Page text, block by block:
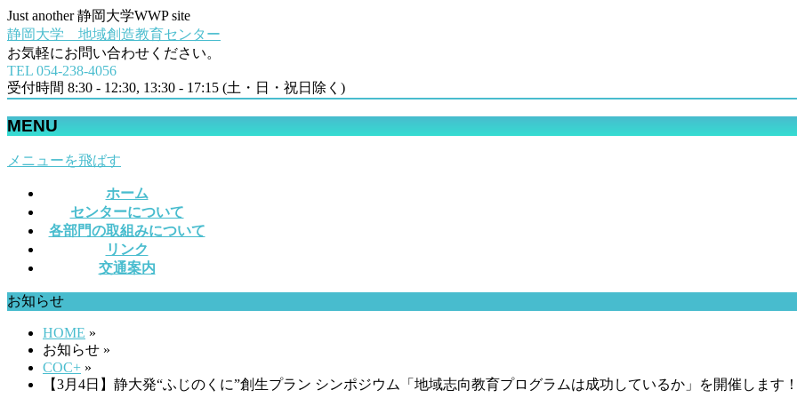
Just another 静岡大学WWP site
静岡大学 地域創造教育センター
お気軽にお問い合わせください。
TEL 054‐238-4056
受付時間 8:30 - 12:30, 13:30 - 17:15 (土・日・祝日除く)
MENU
メニューを飛ばす
ホーム
センターについて
各部門の取組みについて
リンク
交通案内
お知らせ
HOME »
お知らせ »
COC+ »
【3月4日】静大発“ふじのくに”創生プラン シンポジウム「地域志向教育プログラムは成功しているか」を開催します